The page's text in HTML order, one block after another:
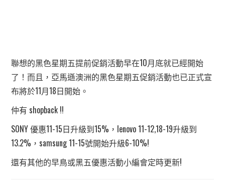
聯想的黑色星期五提前促銷活動早在10月底就已經開始
了！而且，亞馬遜澳洲的黑色星期五促銷活動也已正式宣
布將於11月18日開始。
仲有 shopback !!
SONY 優惠11-15日升級到15%，lenovo 11-12,18-19升級到
13.2%，samsung 11-15號開始升級6-10%!
還有其他的早鳥或黑五優惠活動小編會定時更新!